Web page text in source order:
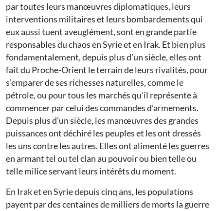
par toutes leurs manœuvres diplomatiques, leurs
interventions militaires et leurs bombardements qui
eux aussi tuent aveuglément, sont en grande partie
responsables du chaos en Syrie et en Irak. Et bien plus
fondamentalement, depuis plus d’un siècle, elles ont
fait du Proche-Orient le terrain de leurs rivalités, pour
s’emparer de ses richesses naturelles, comme le
pétrole, ou pour tous les marchés qu’il représente à
commencer par celui des commandes d’armements.
Depuis plus d’un siècle, les manœuvres des grandes
puissances ont déchiré les peuples et les ont dressés
les uns contre les autres. Elles ont alimenté les guerres
en armant tel ou tel clan au pouvoir ou bien telle ou
telle milice servant leurs intérêts du moment.
En Irak et en Syrie depuis cinq ans, les populations
payent par des centaines de milliers de morts la guerre